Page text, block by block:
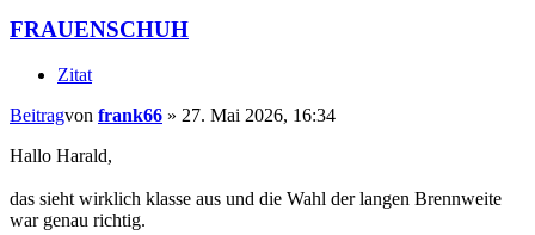
FRAUENSCHUH
Zitat
Beitragvon frank66 » 27. Mai 2026, 16:34
Hallo Harald,
das sieht wirklich klasse aus und die Wahl der langen Brennweite
war genau richtig.